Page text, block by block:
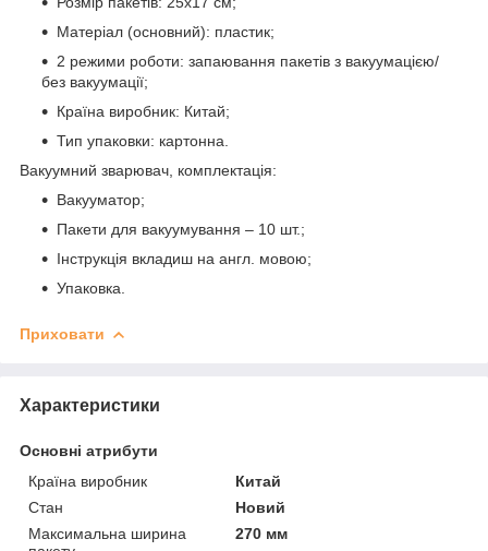
Матеріал (основний): пластик;
2 режими роботи: запаювання пакетів з вакуумацією/
без вакуумації;
Країна виробник: Китай;
Тип упаковки: картонна.
Вакуумний зварювач, комплектація:
Вакууматор;
Пакети для вакуумування – 10 шт.;
Інструкція вкладиш на англ. мовою;
Упаковка.
Приховати
Характеристики
Основні атрибути
Країна виробник
Китай
Стан
Новий
Максимальна ширина
270 мм